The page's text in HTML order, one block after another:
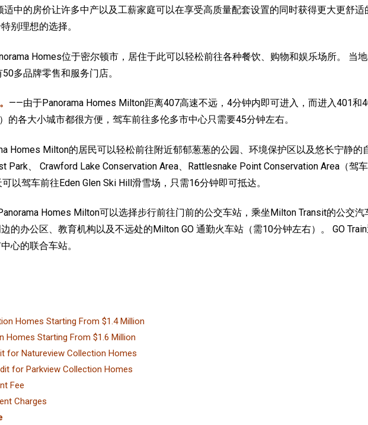
适中的房价让许多中产以及工薪家庭可以在享受高质量配套设置的同时获得更大更舒
别理想的选择。
Homes位于密尔顿市，居住于此可以轻松前往各种餐饮、购物和娱乐场所。 当
多品牌零售和服务门店。
——由于Panorama Homes Milton距离407高速不远，4分钟内即可进入，而进入401和
的各大小城市都很方便，驾车前往多伦多市中心只需要45分钟左右。
Homes Milton的居民可以轻松前往附近郁郁葱葱的公园、环境保护区以及悠长宁静的
Park、 Crawford Lake Conservation Area、Rattlesnake Point Conservation Area（驾
以驾车前往Eden Glen Ski Hill滑雪场，只需16分钟即可抵达。
Homes Milton可以选择步行前往门前的公交车站，乘坐Milton Transit的公交
的办公区、教育机构以及不远处的Milton GO 通勤火车站（需10分钟左右）。 GO
心的联合车站。
Homes Starting From $1.4 Million
Homes Starting From $1.6 Million
for Natureview Collection Homes
for Parkview Collection Homes
Fee
Charges